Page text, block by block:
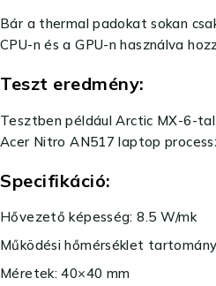
Bár a thermal padokat sokan
CPU-n és a GPU-n használva
Teszt eredmény:
Tesztben például Arctic MX-6-
Acer Nitro AN517 laptop
Specifikáció:
Hővezető képesség: 8.5 W/mk
Működési hőmérséklet
Méretek: 40×40 mm